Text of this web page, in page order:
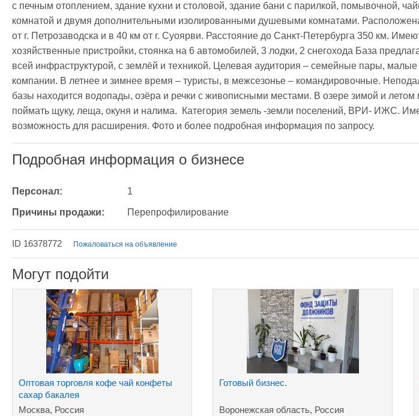
с печным отоплением, здание кухни и столовой, здание бани с парилкой, помывочной,
комнатой и двумя дополнительными изолированными душевыми комнатами.
от г. Петрозаводска и в 40 км от г. Суоярви. Расстояние до Санкт-Петербурга 350 км.
хозяйственные пристройки, стоянка на 6 автомобилей, 3 лодки, 2 снегохода База
всей инфраструктурой, с землёй и техникой. Целевая аудитория – семейные пары,
компании. В летнее и зимнее время – туристы, в межсезонье – командировочные.
базы находится водопады, озёра и речки с живописными местами. В озере зимой и
поймать щуку, леща, окуня и налима.  Категория земель -земли поселений, ВРИ- ИЖС.
возможность для расширения. Фото и более подробная информация по запросу.
Подробная информация о бизнесе
Персонал: 1
Причины продажи: Перепрофилирование
ID 16378772 Пожаловаться на объявление
Могут подойти
Оптовая торговля кофе чай конфеты
сахар бакалея
Москва, Россия
Готовый бизнес.
Воронежская область, Россия